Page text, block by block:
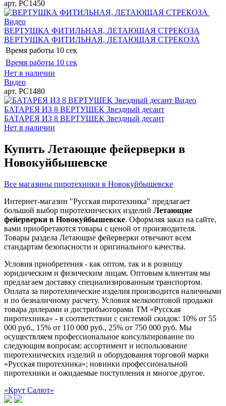
арт. РС1450
Видео
ВЕРТУШКА ФИТИЛЬНАЯ, ЛЕТАЮЩАЯ СТРЕКОЗА
ВЕРТУШКА ФИТИЛЬНАЯ, ЛЕТАЮЩАЯ СТРЕКОЗА
Время работы 10 сек
Время работы 10 сек
Нет в наличии
Видео
арт. РС1480
Видео
БАТАРЕЯ ИЗ 8 ВЕРТУШЕК Звездный десант
БАТАРЕЯ ИЗ 8 ВЕРТУШЕК Звездный десант
Нет в наличии
Купить Летающие фейерверки в
Новокуйбышевске
Все магазины пиротехники в Новокуйбышевске
Интернет-магазин "Русская пиротехника" предлагает
большой выбор пиротехнических изделий Летающие
фейерверки в Новокуйбышевске. Оформляя заказ на сайте,
вами приобретаются товары с ценой от производителя.
Товары раздела Летающие фейерверки отвечают всем
стандартам безопасности и оригинального качества.
Условия приобретения - как оптом, так и в розницу
юридическим и физическим лицам. Оптовым клиентам мы
предлагаем доставку специализированным транспортом.
Оплата за пиротехнические изделия производится наличными
и по безналичному расчету. Условия мелкооптовой продажи
товара дилерами и дистрибъюторами ТМ «Русская
пиротехника» - в соответствии с системой скидок: 10% от 55
000 руб., 15% от 110 000 руб., 25% от 750 000 руб. Мы
осуществляем профессиональное консультирование по
следующим вопросам: ассортимент и использование
пиротехнических изделий и оборудования торговой марки
«Русская пиротехника»; новинки профессиональной
пиротехники и ожидаемые поступления и многое другое.
«Крут Салют»